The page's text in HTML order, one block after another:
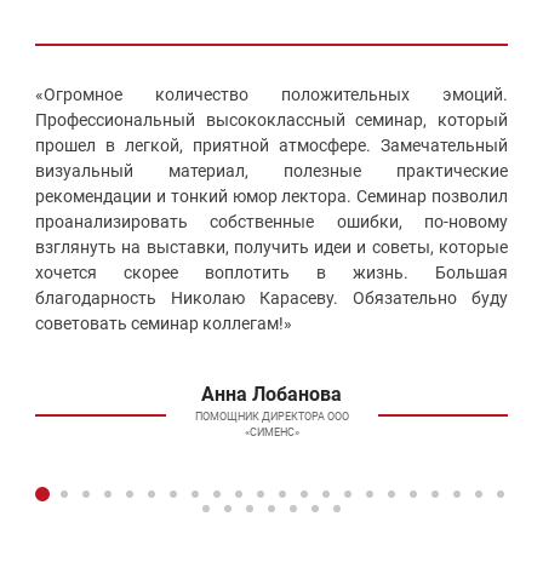
«Огромное количество положительных эмоций.
Профессиональный высококлассный семинар, который
прошел в легкой, приятной атмосфере. Замечательный
визуальный материал, полезные практические
рекомендации и тонкий юмор лектора. Семинар позволил
проанализировать собственные ошибки, по-новому
взглянуть на выставки, получить идеи и советы, которые
хочется скорее воплотить в жизнь. Большая
благодарность Николаю Карасеву. Обязательно буду
советовать семинар коллегам!»
Анна Лобанова
ПОМОЩНИК ДИРЕКТОРА ООО
«СИМЕНС»